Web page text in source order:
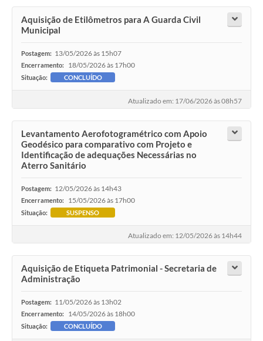
Aquisição de Etilômetros para A Guarda Civil
Municipal
Postagem: 13/05/2026 às 15h07
Encerramento: 18/05/2026 às 17h00
Situação: CONCLUÍDO
Atualizado em: 17/06/2026 às 08h57
Levantamento Aerofotogramétrico com Apoio
Geodésico para comparativo com Projeto e
Identificação de adequações Necessárias no
Aterro Sanitário
Postagem: 12/05/2026 às 14h43
Encerramento: 15/05/2026 às 17h00
Situação: SUSPENSO
Atualizado em: 12/05/2026 às 14h44
Aquisição de Etiqueta Patrimonial - Secretaria de
Administração
Postagem: 11/05/2026 às 13h02
Encerramento: 14/05/2026 às 18h00
Situação: CONCLUÍDO